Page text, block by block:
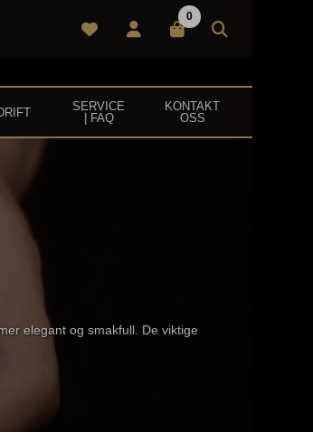
0
SERVICE
| FAQ
KONTAKT
OSS
elegant og smakfull. De viktige